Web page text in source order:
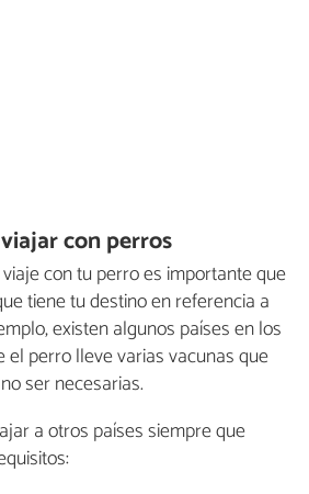
con perros
con tu perro es importante que
tiene tu destino en referencia a
existen algunos países en los
el perro lleve varias vacunas que
ser necesarias.
a otros países siempre que